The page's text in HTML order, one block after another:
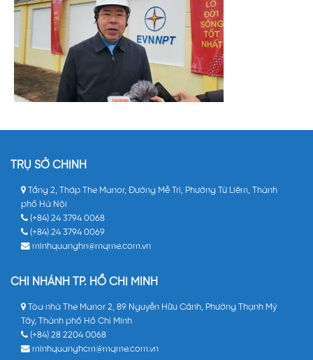
TRỤ SỞ CHÍNH
Tầng 2, Tháp The Manor, Đường Mễ Trì, Phường Từ Liêm, Thành
phố Hà Nội
(+84) 24 3794 0068
(+84) 24 3794 0069
minhquanghn@mqme.com.vn
CHI NHÁNH TP. HỒ CHÍ MINH
Tòa nhà The Manor 2, 89 Nguyễn Hữu Cảnh, Phường Thạnh Mỹ
Tây, Thành phố Hồ Chí Minh
(+84) 28 2204 0068
minhquanghcm@mqme.com.vn